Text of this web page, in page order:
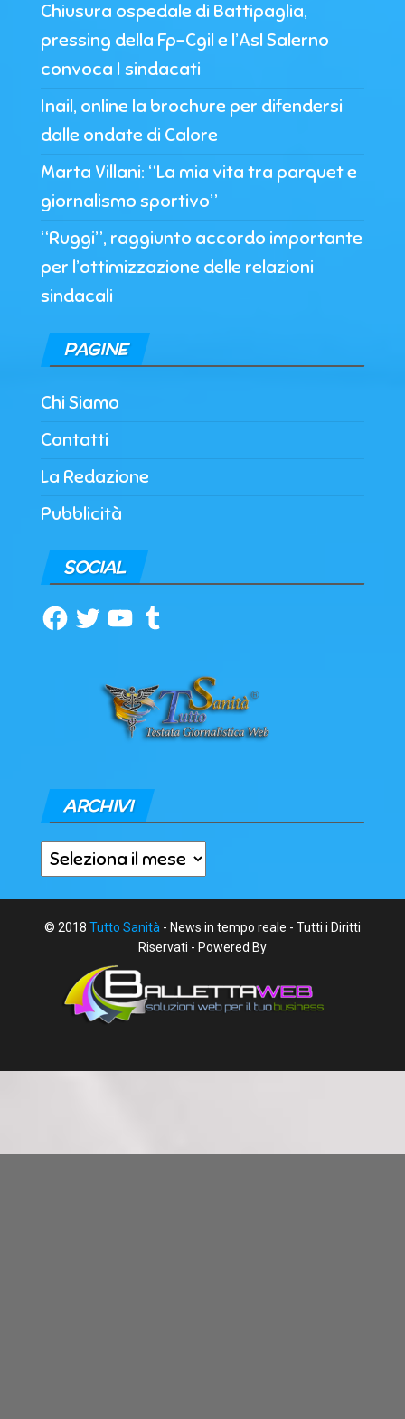
Chiusura ospedale di Battipaglia,
pressing della Fp-Cgil e l’Asl Salerno
convoca I sindacati
Inail, online la brochure per difendersi
dalle ondate di Calore
Marta Villani: “La mia vita tra parquet e
giornalismo sportivo”
“Ruggi”, raggiunto accordo importante
per l’ottimizzazione delle relazioni
sindacali
PAGINE
Chi Siamo
Contatti
La Redazione
Pubblicità
SOCIAL
Facebook
TwitterYouTubeTumblr
ARCHIVI
Archivi
© 2018 Tutto Sanità - News in tempo reale - Tutti i Diritti
Riservati - Powered By